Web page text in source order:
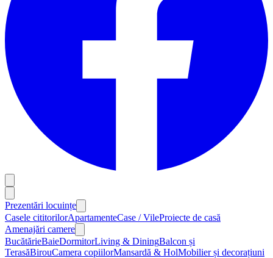
Prezentări locuințe
Casele cititorilorApartamenteCase / VileProiecte de casă
Amenajări camere
BucătărieBaieDormitorLiving & DiningBalcon și
TerasăBirouCamera copiilorMansardă & HolMobilier și decorațiuni